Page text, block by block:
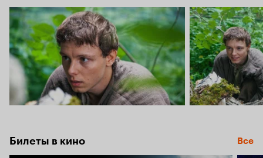
Билеты в кино Все